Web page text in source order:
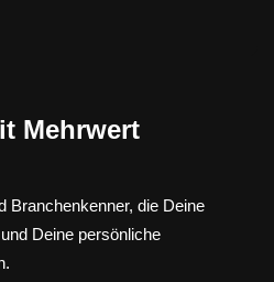
Mehrwert
Branchenkenner, die Deine
Deine persönliche